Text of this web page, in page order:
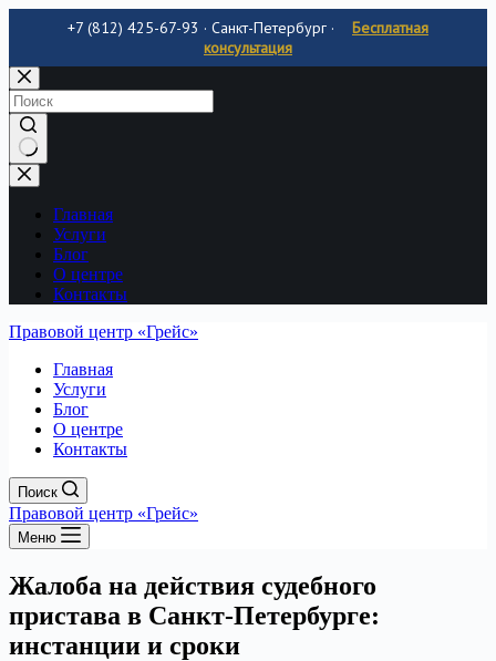
+7 (812) 425-67-93 · Санкт-Петербург ·
Бесплатная
консультация
Перейти
к
содержимому
Нет
результатов
Главная
Услуги
Блог
О центре
Контакты
Правовой центр «Грейс»
Главная
Услуги
Блог
О центре
Контакты
Поиск
Правовой центр «Грейс»
Меню
Жалоба на действия судебного
пристава в Санкт-Петербурге:
инстанции и сроки